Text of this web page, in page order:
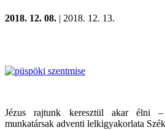
2018. 12. 08. | 2018. 12. 13.
Jézus rajtunk keresztül akar élni –
munkatársak adventi lelkigyakorlata